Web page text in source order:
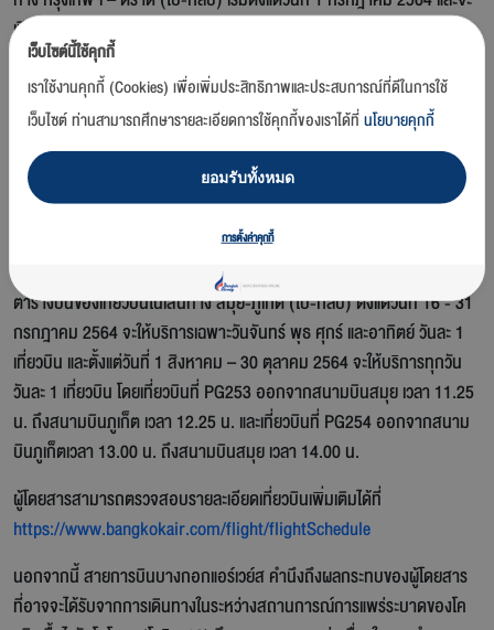
เปิดให้บริการเที่ยวบินในเส้นทาง สมุย-ภูเก็ต (ไป-กลับ) ตั้งแต่วันที่ 16
กรกฎาคม 2564 เป็นต้นไป
ตารางบินของเที่ยวบินในเส้นทาง กรุงเทพฯ-ตราด (ไป-กลับ) ตั้งแต่วันที่ 1 -
31 กรกฎาคม 2564 จะให้บริการเฉพาะวันจันทร์ พุธ ศุกร์ และอาทิตย์ วันละ
1 เที่ยวบิน และตั้งแต่วันที่ 1 สิงหาคม – 30 ตุลาคม 2564 จะให้บริการทุกวัน
วันละ 1 เที่ยวบิน โดยเที่ยวบินที่ PG305 ออกจากสนามบินสุวรรณภูมิ เวลา
11.40 น. ถึงสนามบินตราดเวลา 12.40 น. และเที่ยวบินที่ PG306 ออกจาก
สนามบินตราดเวลา 13.10 น. ถึงสนามบินสุวรรณภูมิเวลา 14.10 น.
ตารางบินของเที่ยวบินในเส้นทาง สมุย-ภูเก็ต (ไป-กลับ) ตั้งแต่วันที่ 16 - 31
กรกฎาคม 2564 จะให้บริการเฉพาะวันจันทร์ พุธ ศุกร์ และอาทิตย์ วันละ 1
เที่ยวบิน และตั้งแต่วันที่ 1 สิงหาคม – 30 ตุลาคม 2564 จะให้บริการทุกวัน
วันละ 1 เที่ยวบิน โดยเที่ยวบินที่ PG253 ออกจากสนามบินสมุย เวลา 11.25
น. ถึงสนามบินภูเก็ต เวลา 12.25 น. และเที่ยวบินที่ PG254 ออกจากสนาม
บินภูเก็ตเวลา 13.00 น. ถึงสนามบินสมุย เวลา 14.00 น.
ผู้โดยสารสามารถตรวจสอบรายละเอียดเที่ยวบินเพิ่มเติมได้ที่
https://www.bangkokair.com/flight/flightSchedule
นอกจากนี้ สายการบินบางกอกแอร์เวย์ส คำนึงถึงผลกระทบของผู้โดยสาร
ที่อาจจะได้รับจากการเดินทางในระหว่างสถานการณ์การแพร่ระบาดของโค
เว็บไซต์นี้ใช้คุกกี้
เราใช้งานคุกกี้ (Cookies) เพื่อเพิ่มประสิทธิภาพและประสบการณ์ที่ดีในการใช้
เว็บไซต์ ท่านสามารถศึกษารายละเอียดการใช้คุกกี้ของเราได้ที่นโยบายคุกกี้
ยอมรับทั้งหมด
การตั้งค่าคุกกี้